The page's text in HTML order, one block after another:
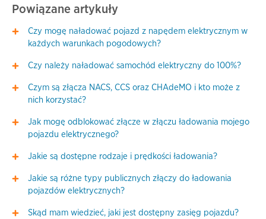
Powiązane artykuły
Czy mogę naładować pojazd z napędem elektrycznym w
każdych warunkach pogodowych?
Czy należy naładować samochód elektryczny do 100%?
Czym są złącza NACS, CCS oraz CHAdeMO i kto może z
nich korzystać?
Jak mogę odblokować złącze w złączu ładowania mojego
pojazdu elektrycznego?
Jakie są dostępne rodzaje i prędkości ładowania?
Jakie są różne typy publicznych złączy do ładowania
pojazdów elektrycznych?
Skąd mam wiedzieć, jaki jest dostępny zasięg pojazdu?